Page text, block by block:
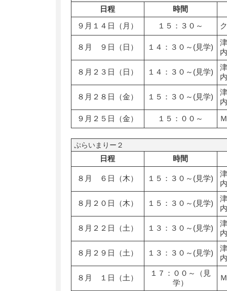
日程
時間
９月１４日（月）
１５：３０～
８月 ９日（日） １４：３０～(見学)
８月２３日（日） １４：３０～(見学)
８月２８日（金） １５：３０～(見学)
９月２５日（金）
１５：００～
ぷらいまりー２
日程 時間
８月 ６日（木） １５：３０～(見学)
８月２０日（木） １５：３０～(見学)
８月２２日（土） １３：３０～(見学)
８月２９日（土） １３：３０～(見学)
８月 １日（土）
１７：００～（見
学）